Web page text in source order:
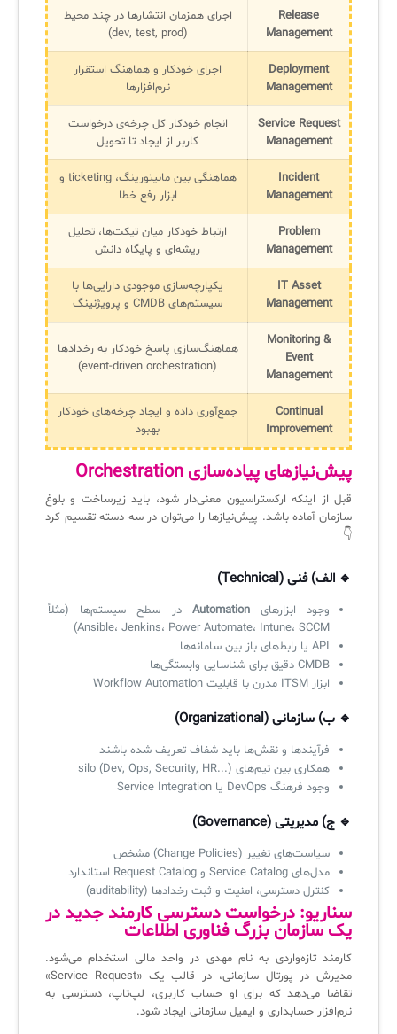
Release
Management
اجرای همزمان انتشارها در چند محیط
(dev, test, prod)
Deployment
Management
اجرای خودکار و هماهنگ استقرار
نرم‌افزارها
Service Request
Management
انجام خودکار کل چرخه‌ی درخواست
کاربر از ایجاد تا تحویل
Incident
Management
هماهنگی بین مانیتورینگ، ticketing و
ابزار رفع خطا
Problem
Management
ارتباط خودکار میان تیکت‌ها، تحلیل
ریشه‌ای و پایگاه دانش
IT Asset
Management
یکپارچه‌سازی موجودی دارایی‌ها با
سیستم‌های CMDB و پرویژنینگ
Monitoring &
Event
Management
هماهنگ‌سازی پاسخ خودکار به رخدادها
(event-driven orchestration)
Continual
Improvement
جمع‌آوری داده و ایجاد چرخه‌های خودکار
بهبود
پیش‌نیازهای پیاده‌سازی Orchestration
قبل از اینکه ارکستراسیون معنی‌دار شود، باید زیرساخت و بلوغ
سازمان آماده باشد. پیش‌نیازها را می‌توان در سه دسته تقسیم کرد
👇
🔹 الف) فنی (Technical)
وجود ابزارهایAutomation در سطح سیستم‌ها (مثلاً
Ansible، Jenkins، Power Automate، Intune، SCCM)
API یا رابط‌های باز بین سامانه‌ها
CMDB دقیق برای شناسایی وابستگی‌ها
ابزار ITSM مدرن با قابلیت Workflow Automation
🔹 ب) سازمانی (Organizational)
فرآیندها و نقش‌ها باید شفاف تعریف شده باشند
همکاری بین تیم‌های silo (Dev, Ops, Security, HR...)
وجود فرهنگ DevOps یا Service Integration
🔹 ج) مدیریتی (Governance)
سیاست‌های تغییر (Change Policies) مشخص
مدل‌های Service Catalog و Request Catalog استاندارد
کنترل دسترسی، امنیت و ثبت رخدادها (auditability)
سناریو: درخواست دسترسی کارمند جدید در
یک سازمان بزرگ فناوری اطلاعات
کارمند تازه‌واردی به نام مهدی در واحد مالی استخدام می‌شود.
مدیرش در پورتال سازمانی، در قالب یک «Service Request»
تقاضا می‌دهد که برای او حساب کاربری، لپ‌تاپ، دسترسی به
نرم‌افزار حسابداری و ایمیل سازمانی ایجاد شود.